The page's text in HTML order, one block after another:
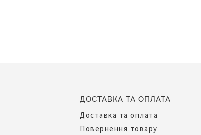
ДОСТАВКА ТА ОПЛАТА
Доставка та оплата
Повернення товару